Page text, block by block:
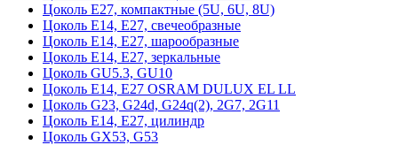
Цоколь Е27, компактные (5U, 6U, 8U)
Цоколь Е14, Е27, свечеобразные
Цоколь Е14, Е27, шарообразные
Цоколь Е14, Е27, зеркальные
Цоколь GU5.3, GU10
Цоколь Е14, Е27 OSRAM DULUX EL LL
Цоколь G23, G24d, G24q(2), 2G7, 2G11
Цоколь Е14, Е27, цилиндр
Цоколь GX53, G53